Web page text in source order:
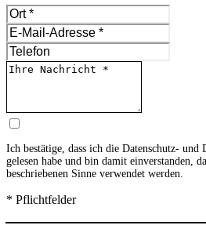
Ich bestätige, dass ich die Datenschutz- und
gelesen habe und bin damit einverstanden,
beschriebenen Sinne verwendet werden.
* Pflichtfelder